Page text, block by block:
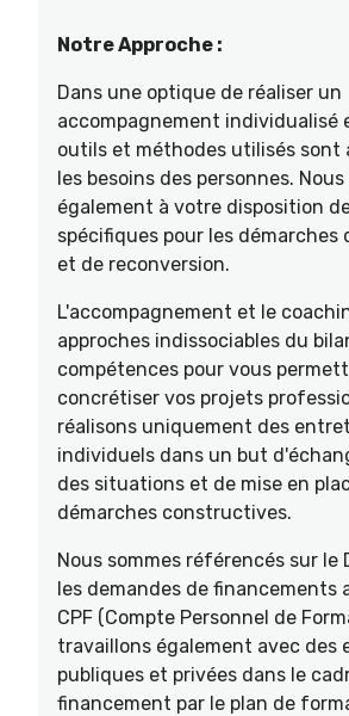
Notre Approche :
Dans une optique de réaliser un
accompagnement individualisé
outils et méthodes utilisés sont
les besoins des personnes.
également à votre disposition
spécifiques pour les démarches
et de reconversion.
L'accompagnement et le
approches indissociables du
compétences pour vous
concrétiser vos projets
réalisons uniquement des
individuels dans un but
des situations et de mise en
démarches constructives.
Nous sommes référencés sur le
les demandes de financements
CPF (Compte Personnel de
travaillons également avec des
publiques et privées dans le
financement par le plan de